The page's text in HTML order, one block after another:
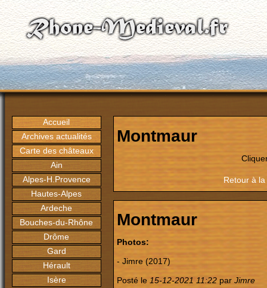
Accueil
Archives actualités
Carte des châteaux
Ain
Alpes-H.Provence
Hautes-Alpes
Ardeche
Bouches-du-Rhône
Drôme
Gard
Hérault
Isère
Montmaur
Retour à
Montmaur
Photos:
- Jimre (2017)
Posté le 15-12-2021 11:22 par Jimre